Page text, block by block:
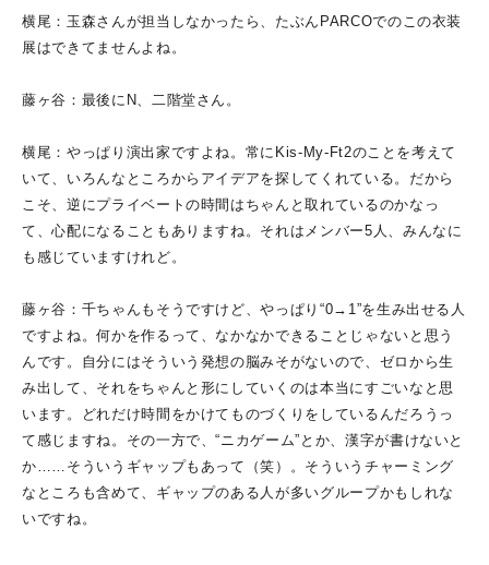
横尾：玉森さんが担当しなかったら、たぶんPARCOでのこの衣装
展はできてませんよね。
藤ヶ谷：最後にN、二階堂さん。
横尾：やっぱり演出家ですよね。常にKis-My-Ft2のことを考えて
いて、いろんなところからアイデアを探してくれている。だから
こそ、逆にプライベートの時間はちゃんと取れているのかなっ
て、心配になることもありますね。それはメンバー5人、みんなに
も感じていますけれど。
藤ヶ谷：千ちゃんもそうですけど、やっぱり“0→1”を生み出せる人
ですよね。何かを作るって、なかなかできることじゃないと思う
んです。自分にはそういう発想の脳みそがないので、ゼロから生
み出して、それをちゃんと形にしていくのは本当にすごいなと思
います。どれだけ時間をかけてものづくりをしているんだろうっ
て感じますね。その一方で、“ニカゲーム”とか、漢字が書けないと
か……そういうギャップもあって（笑）。そういうチャーミング
なところも含めて、ギャップのある人が多いグループかもしれな
いですね。